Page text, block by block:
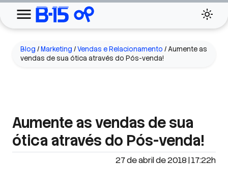
Blog /Marketing /Vendas e Relacionamento /Aumente as
vendas de sua ótica através do Pós-venda!
Aumente as vendas de sua
ótica através do Pós-venda!
27 de abril de 2018 | 17:22h